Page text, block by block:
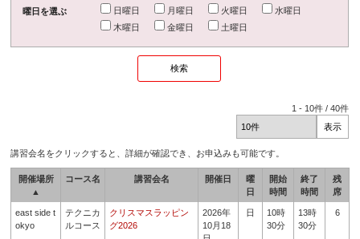
曜日を選ぶ 日曜日 月曜日 火曜日
水曜日
木曜日
金曜日 土曜日
1 - 10件 /40件
講習会名をクリックすると、詳細が確認でき、お申込みも可能です。
開催場所
▲
コース名 講習会名 開催日
曜
日
開始
時間
終了
時間
残
席
east side t
okyo
テクニカ
ルコース
クリスマスラッピン
グ2026
2026年
10月18
日
10時
30分
13時
30分
6